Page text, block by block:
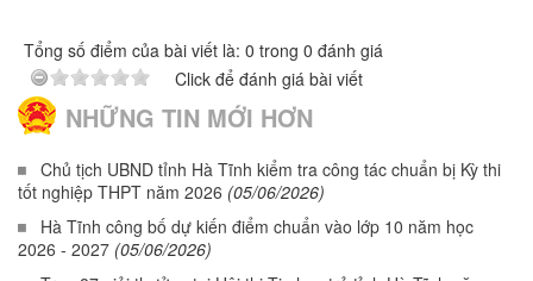
Tổng số điểm của bài viết là: 0 trong 0 đánh giá
Click để đánh giá bài viết
NHỮNG TIN MỚI HƠN
Chủ tịch UBND tỉnh Hà Tĩnh kiểm tra công tác chuẩn bị Kỳ thi
tốt nghiệp THPT năm 2026 (05/06/2026)
Hà Tĩnh công bố dự kiến điểm chuẩn vào lớp 10 năm học
2026 - 2027 (05/06/2026)